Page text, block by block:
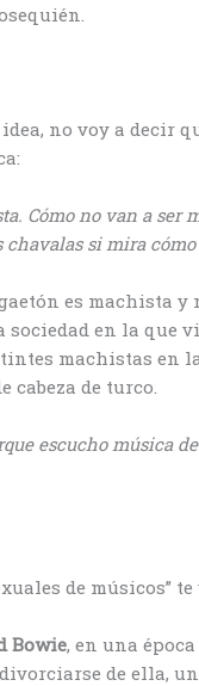
no voy a decir
Cómo no van a
chavalas si mira
es machista y
en la que
machistas en
cabeza de turco.
escucho música
de músicos”
Bowie, en una
de ella,